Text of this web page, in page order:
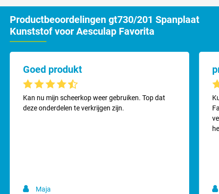
Productbeoordelingen gt730/201 Spanplaat
Kunststof voor Aesculap Favorita
Goed produkt
Gemiddelde waardering van 4.1 van 5 sterren
Kan nu mijn scheerkop weer gebruiken. Top dat
deze onderdelen te verkrijgen zijn.
Maja